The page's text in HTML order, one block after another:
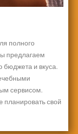
полного
предлагаем
бюджета и вкуса.
сервисом.
планировать свой